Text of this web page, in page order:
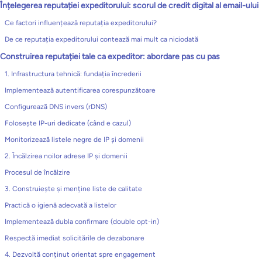
Înțelegerea reputației expeditorului: scorul de credit digital al email-ului
Ce factori influențează reputația expeditorului?
De ce reputația expeditorului contează mai mult ca niciodată
Construirea reputației tale ca expeditor: abordare pas cu pas
1. Infrastructura tehnică: fundația încrederii
Implementează autentificarea corespunzătoare
Configurează DNS invers (rDNS)
Folosește IP-uri dedicate (când e cazul)
Monitorizează listele negre de IP și domenii
2. Încălzirea noilor adrese IP și domenii
Procesul de încălzire
3. Construiește și menține liste de calitate
Practică o igienă adecvată a listelor
Implementează dubla confirmare (double opt-in)
Respectă imediat solicitările de dezabonare
4. Dezvoltă conținut orientat spre engagement